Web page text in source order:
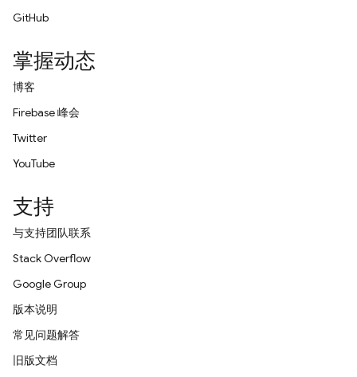
GitHub
掌握动态
博客
Firebase 峰会
Twitter
YouTube
支持
与支持团队联系
Stack Overflow
Google Group
版本说明
常见问题解答
旧版文档